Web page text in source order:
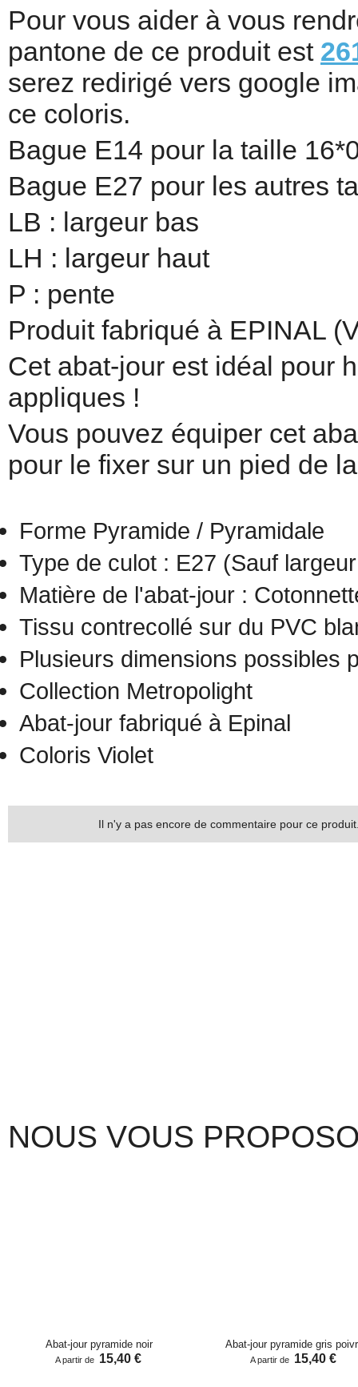
Pour vous aider à vous
pantone de ce produit est
serez redirigé vers google
ce coloris.
Bague E14 pour la taille
Bague E27 pour les autres
LB : largeur bas
LH : largeur haut
P : pente
Produit fabriqué à EPINAL
Cet abat-jour est idéal pour
appliques !
Vous pouvez équiper cet
pour le fixer sur un pied de
Forme Pyramide / Pyramidale
Type de culot : E27 (Sauf
Matière de l'abat-jour :
Tissu contrecollé sur du PVC
Plusieurs dimensions possibles
Collection Metropolight
Abat-jour fabriqué à Epinal
Coloris Violet
Il n'y a pas encore de commentaire pour ce
NOUS VOUS
Abat-jour pyramide noir
A partir de 15,40 €
Abat-jour pyramide gris
A partir de 15,40 €